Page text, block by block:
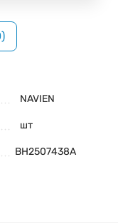
NAVIEN
шт
BH2507438A